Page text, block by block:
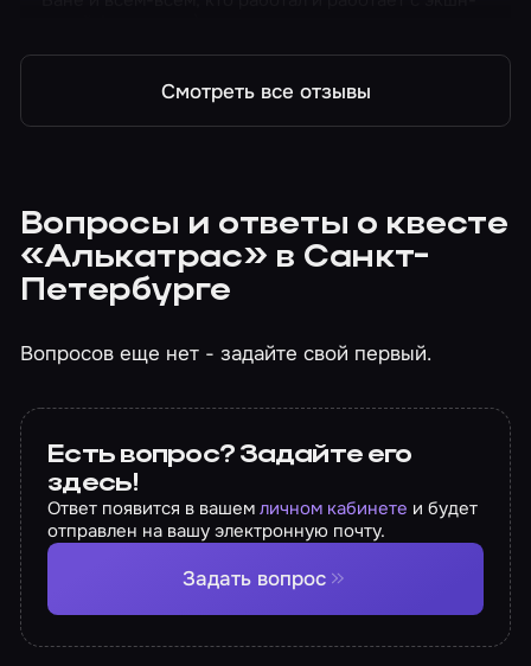
Смотреть все отзывы
Вопросы и ответы о квесте
«Алькатрас» в Санкт-
Петербурге
Вопросов еще нет - задайте свой первый.
Есть вопрос? Задайте его
здесь!
Ответ появится в вашемличном кабинете и будет
отправлен на вашу электронную почту.
Задать вопрос